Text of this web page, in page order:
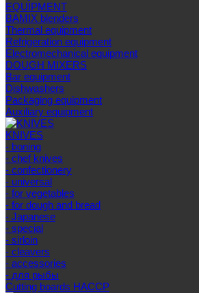
EQUIPMENT
BAMIX blenders
Thermal equipment
Refrigeration equipment
Electromechanical equipment
DOUGH MIXERS
Bar equipment
Dishwashers
Packaging equipment
Auxiliary equipment
KNIVES
- boning
- chef knives
- confectionery
- universal
- for vegetables
- for dough and bread
- Japanese
- special
- sirloin
- cleavers
- accessories
- для рыбы
Cutting boards HACCP